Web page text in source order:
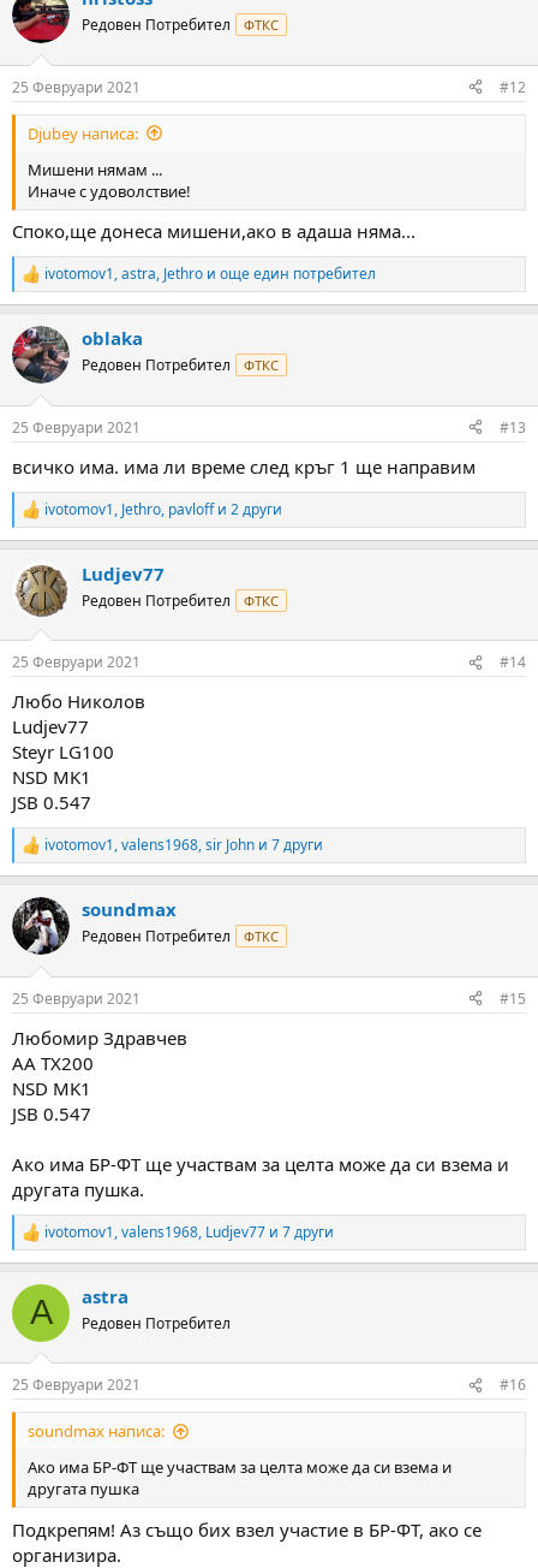
t
i
s
:
Редовен Потребител ФТКС
25 Февруари 2021 #12
Djubey написа:
Мишени нямам ...
Иначе с удоволствие!
Споко,ще донеса мишени,ако в адаша няма...
R
e
c
t
i
s
ivotomov1,astra, Jethro и още един потребител
oblaka
Редовен Потребител ФТКС
25 Февруари 2021 #13
всичко има. има ли време след кръг 1 ще направим
R
e
c
t
i
s
ivotomov1, Jethro, pavloffи 2 други
Ludjev77
Редовен Потребител ФТКС
25 Февруари 2021 #14
Любо Николов
Ludjev77
Steyr LG100
NSD MK1
JSB 0.547
R
e
c
t
i
s
ivotomov1,valens1968,sir John и 7 други
soundmax
Редовен Потребител ФТКС
25 Февруари 2021 #15
Любомир Здравчев
АА ТХ200
NSD MK1
JSB 0.547
Ако има БР-ФТ ще участвам за целта може да си взема и
другата пушка.
R
e
c
i
s
:
ivotomov1,valens1968, Ludjev77 и 7 други
A astra
Редовен Потребител
25 Февруари 2021 #16
soundmax написа:
Ако има БР-ФТ ще участвам за целта може да си взема и
другата пушка
Подкрепям! Аз също бих взел участие в БР-ФТ, ако се
организира.